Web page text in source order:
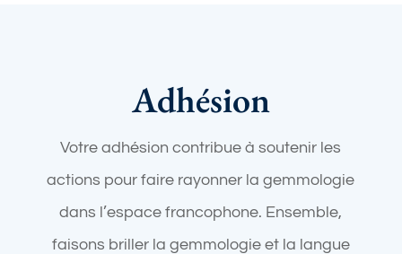
Adhésion
Votre adhésion contribue à soutenir les
actions pour faire rayonner la gemmologie
dans l’espace francophone. Ensemble,
faisons briller la gemmologie et la langue